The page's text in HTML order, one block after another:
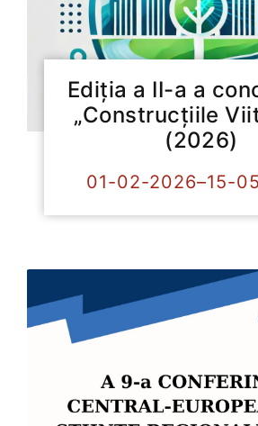
Ediția a II-a a
„Construcțiile
(2026)
01-02-2026–15-